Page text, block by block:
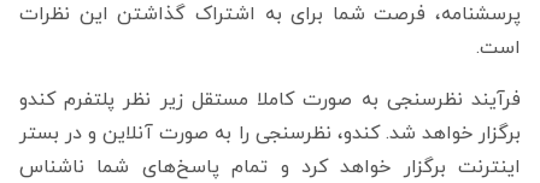
پرسشنامه، فرصت شما برای به اشتراک گذاشتن این نظرات
است.
فرآیند نظرسنجی به صورت کاملا مستقل زیر نظر پلتفرم کندو
برگزار خواهد شد. کندو، نظرسنجی را به صورت آنلاین و در بستر
اینترنت برگزار خواهد کرد و تمام پاسخ‌های شما ناشناس